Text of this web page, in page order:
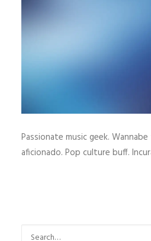
Passionate music geek.
aficionado. Pop culture buff.